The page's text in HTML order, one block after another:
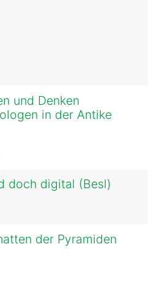
und Denken
in der Antike
doch digital (Besl)
der Pyramiden